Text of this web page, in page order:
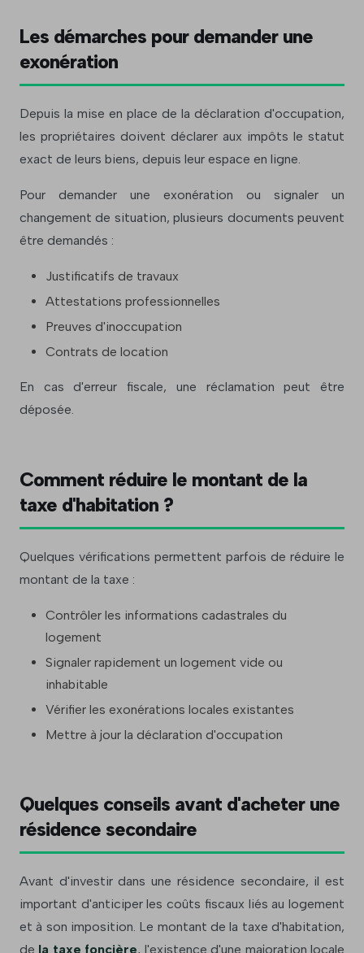
Les démarches pour demander une
exonération
Depuis la mise en place de la déclaration d'occupation,
les propriétaires doivent déclarer aux impôts le statut
exact de leurs biens, depuis leur espace en ligne.
Pour demander une exonération ou signaler un
changement de situation, plusieurs documents peuvent
être demandés :
Justificatifs de travaux
Attestations professionnelles
Preuves d'inoccupation
Contrats de location
En cas d'erreur fiscale, une réclamation peut être
déposée.
Comment réduire le montant de la
taxe d'habitation ?
Quelques vérifications permettent parfois de réduire le
montant de la taxe :
Contrôler les informations cadastrales du
logement
Signaler rapidement un logement vide ou
inhabitable
Vérifier les exonérations locales existantes
Mettre à jour la déclaration d'occupation
Quelques conseils avant d'acheter une
résidence secondaire
Avant d'investir dans une résidence secondaire, il est
important d'anticiper les coûts fiscaux liés au logement
et à son imposition. Le montant de la taxe d'habitation,
de la taxe foncière, l'existence d'une majoration locale